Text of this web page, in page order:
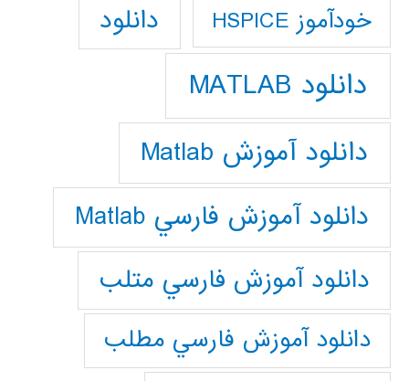
خودآموز HSPICE دانلود
دانلود MATLAB
دانلود آموزش Matlab
دانلود آموزش فارسي Matlab
دانلود آموزش فارسي متلب
دانلود آموزش فارسي مطلب